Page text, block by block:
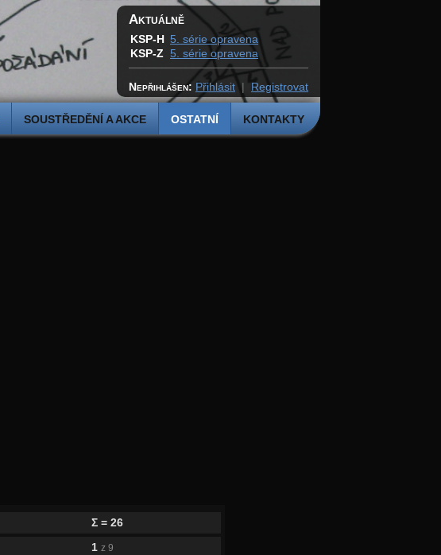
SOUSTŘEDĚNÍ A AKCE OSTATNÍ KONTAKTY
Aktuálně
KSP-H 5. série opravena
KSP-Z 5. série opravena
Nepřihlášen: Přihlásit | Registrovat
Σ = 26
1 z 9